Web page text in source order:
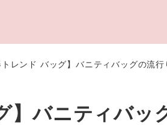
トレンド バッグ】バニティバッグの流
】バニティバッ